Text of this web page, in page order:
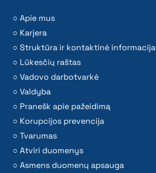
Apie mus
Karjera
Struktūra ir kontaktinė informacija
Lūkesčių raštas
Vadovo darbotvarkė
Valdyba
Pranešk apie pažeidimą
Korupcijos prevencija
Tvarumas
Atviri duomenys
Asmens duomenų apsauga